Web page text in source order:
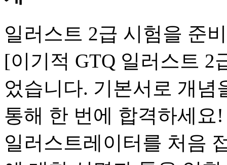
일러스트 2급 시험을 준
[이기적 GTQ 일러스트 2
었습니다. 기본서로 개념
통해 한 번에 합격하세요!
일러스트레이터를 처음